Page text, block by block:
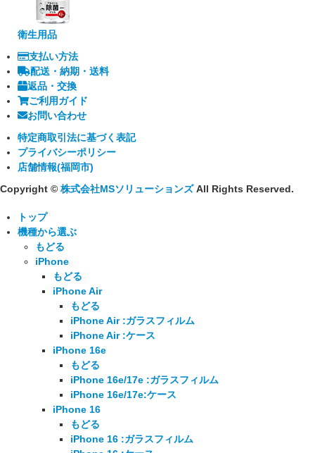
衛生用品
支払い方法
配送・納期・送料
返品・交換
ご利用ガイド
お問い合わせ
特定商取引法に基づく表記
プライバシーポリシー
店舗情報(福岡市)
Copyright © 株式会社MSソリューションズAll Rights Reserved.
トップ
機種から選ぶ
もどる
iPhone
もどる
iPhone Air
もどる
iPhone Air :ガラスフィルム
iPhone Air :ケース
iPhone 16e
もどる
iPhone 16e/17e :ガラスフィルム
iPhone 16e/17e:ケース
iPhone 16
もどる
iPhone 16 :ガラスフィルム